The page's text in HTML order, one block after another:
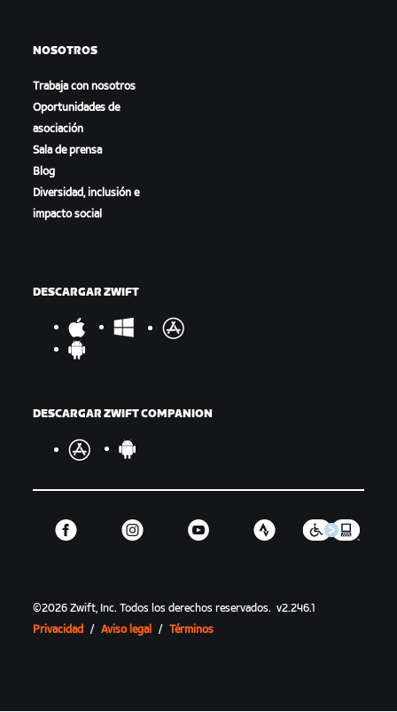
NOSOTROS
Trabaja con nosotros
Oportunidades de
asociación
Sala de prensa
Blog
Diversidad, inclusión e
impacto social
DESCARGAR ZWIFT
DESCARGAR ZWIFT COMPANION
©2026 Zwift, Inc.Todos los derechos reservados. v2.246.1
Privacidad / Aviso legal / Términos